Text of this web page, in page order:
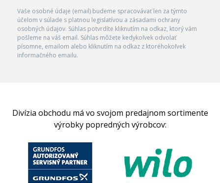
Vaše osobné údaje (email) budeme spracovávať len za týmto
účelom v súlade s platnou legislatívou a zásadami ochrany
osobných údajov. Súhlas potvrdíte kliknutím na odkaz, ktorý vám
pošleme na váš email. Súhlas môžete kedykoľvek odvolať
písomne, emailom alebo kliknutím na odkaz z ktoréhokoľvek
informačného emailu.
Divízia obchodu má vo svojom predajnom sortimente
výrobky popredných výrobcov: